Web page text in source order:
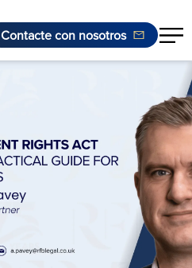
Contacte con nosotros